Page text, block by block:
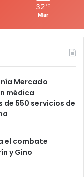
32 ℃
Mar
Mercado
médica
de 550 servicios de
el combate
y Gino